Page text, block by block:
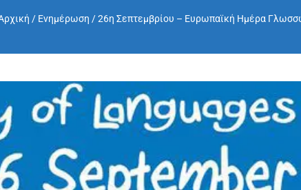
/ Ενημέρωση / 26η Σεπτεμβρίου – Ευρωπαϊκή Ημέρα